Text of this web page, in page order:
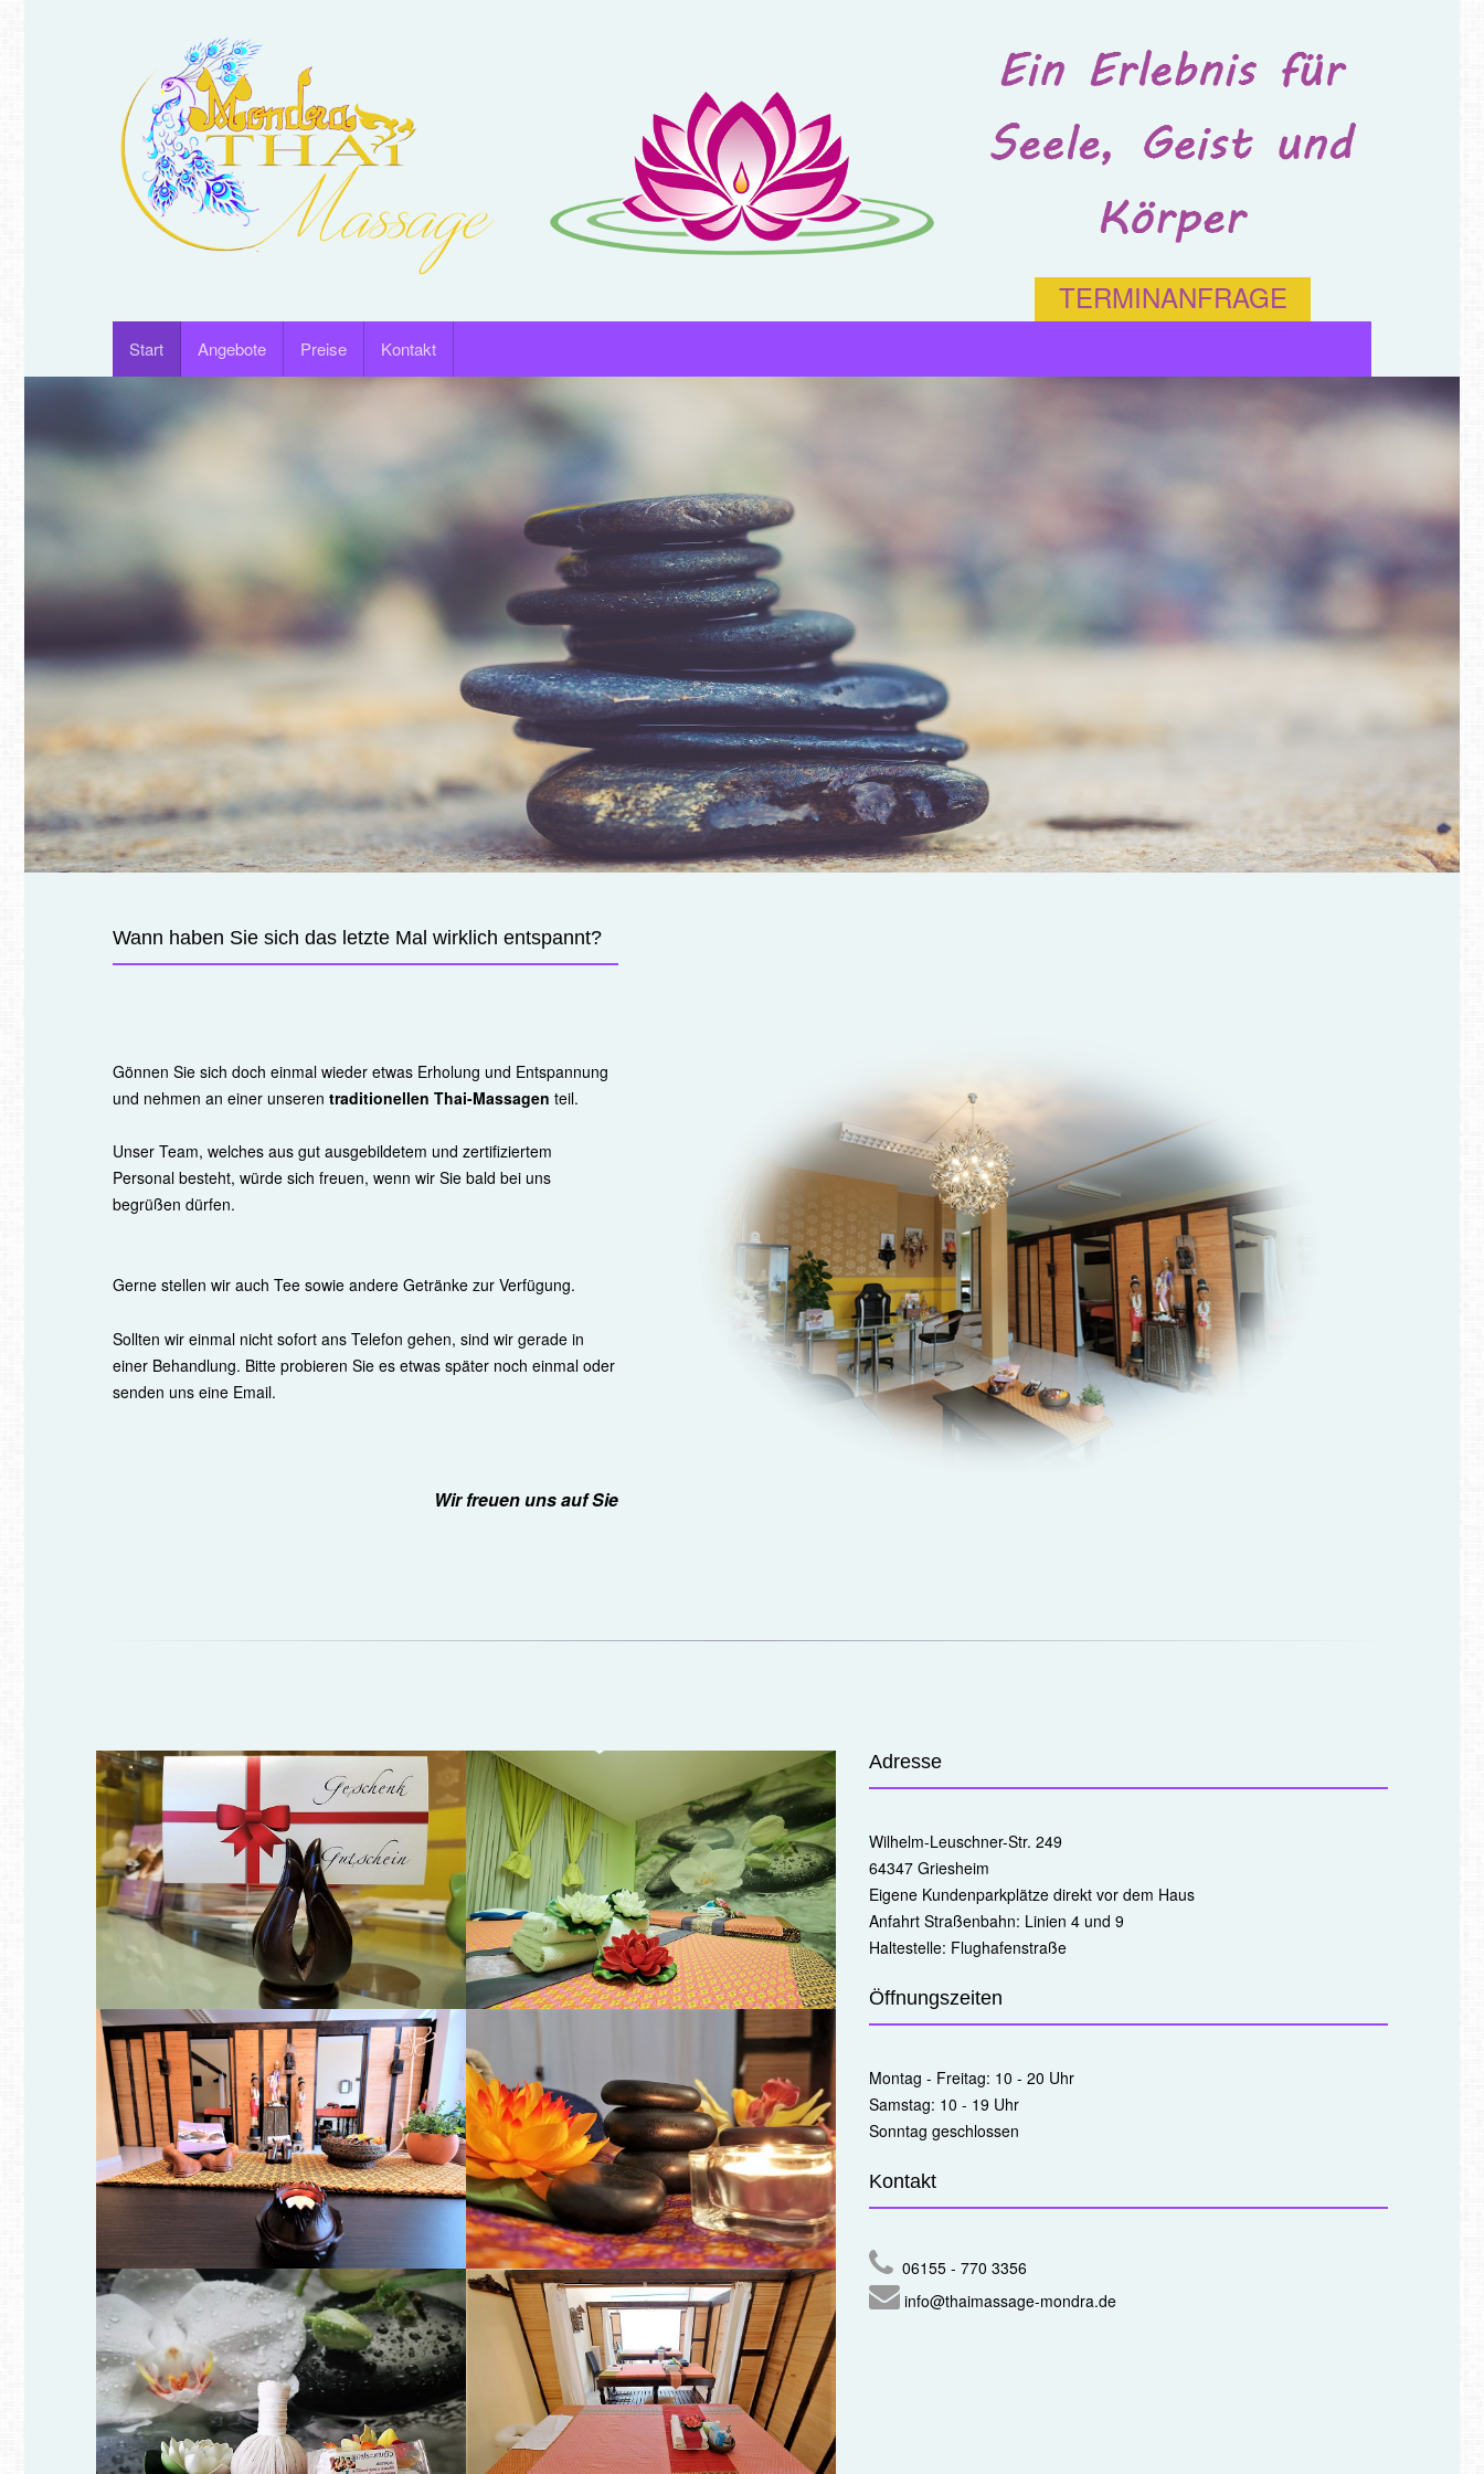
TERMINANFRAGE
Start Angebote Preise Kontakt
Wann haben Sie sich das letzte Mal wirklich entspannt?
Gönnen Sie sich doch einmal wieder etwas Erholung und Entspannung
und nehmen an einer unseren traditionellen Thai-Massagen teil.
Unser Team, welches aus gut ausgebildetem und zertifiziertem
Personal besteht, würde sich freuen, wenn wir Sie bald bei uns
begrüßen dürfen.
Gerne stellen wir auch Tee sowie andere Getränke zur Verfügung.
Sollten wir einmal nicht sofort ans Telefon gehen, sind wir gerade in
einer Behandlung. Bitte probieren Sie es etwas später noch einmal oder
senden uns eine Email.
Wir freuen uns auf Sie
Adresse
Wilhelm-Leuschner-Str. 249
64347 Griesheim
Eigene Kundenparkplätze direkt vor dem Haus
Anfahrt Straßenbahn: Linien 4 und 9
Haltestelle: Flughafenstraße
Öffnungszeiten
Montag - Freitag: 10 - 20 Uhr
Samstag: 10 - 19 Uhr
Sonntag geschlossen
Kontakt
06155 - 770 3356
info@thaimassage-mondra.de